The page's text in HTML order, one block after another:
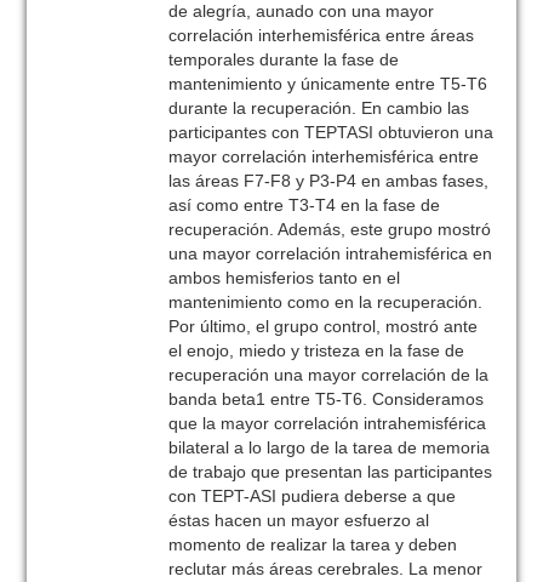
de alegría, aunado con una mayor
correlación interhemisférica entre áreas
temporales durante la fase de
mantenimiento y únicamente entre T5-T6
durante la recuperación. En cambio las
participantes con TEPTASI obtuvieron una
mayor correlación interhemisférica entre
las áreas F7-F8 y P3-P4 en ambas fases,
así como entre T3-T4 en la fase de
recuperación. Además, este grupo mostró
una mayor correlación intrahemisférica en
ambos hemisferios tanto en el
mantenimiento como en la recuperación.
Por último, el grupo control, mostró ante
el enojo, miedo y tristeza en la fase de
recuperación una mayor correlación de la
banda beta1 entre T5-T6. Consideramos
que la mayor correlación intrahemisférica
bilateral a lo largo de la tarea de memoria
de trabajo que presentan las participantes
con TEPT-ASI pudiera deberse a que
éstas hacen un mayor esfuerzo al
momento de realizar la tarea y deben
reclutar más áreas cerebrales. La menor